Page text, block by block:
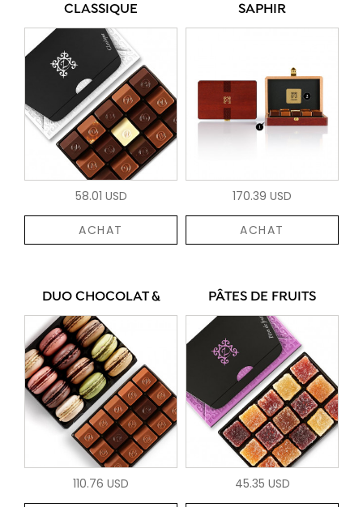
CLASSIQUE
58.01 USD
ACHAT
SAPHIR
170.39 USD
ACHAT
DUO CHOCOLAT &
110.76 USD
PÂTES DE FRUITS
45.35 USD